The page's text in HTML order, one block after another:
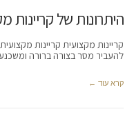
היתרונות של קריינות
קריינות מקצועית קריינות
להעביר מסר בצורה ברורה
קרא עוד ←